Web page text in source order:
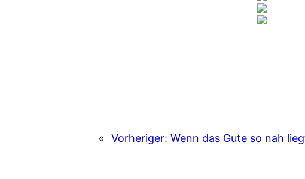
« Vorheriger: Wenn das Gute so nah